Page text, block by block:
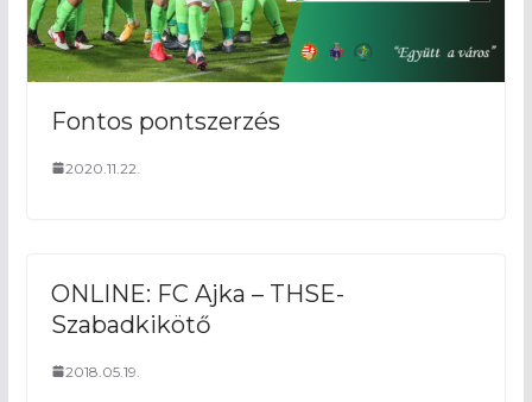
Fontos pontszerzés
2020.11.22.
ONLINE: FC Ajka – THSE-
Szabadkikötő
2018.05.19.